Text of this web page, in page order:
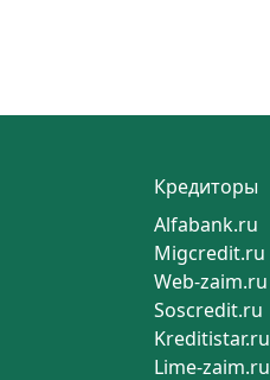
Кредиторы
Alfabank.ru
Migcredit.ru
Web-zaim.ru
Soscredit.ru
Kreditistar.ru
Lime-zaim.ru